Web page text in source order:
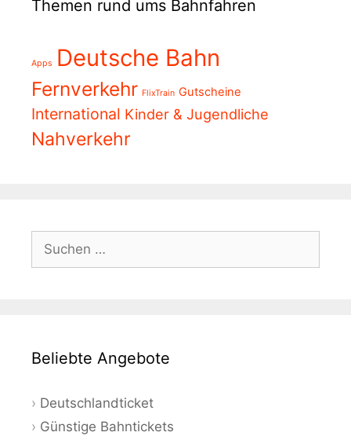
Themen rund ums Bahnfahren
Apps Deutsche Bahn
Fernverkehr FlixTrain Gutscheine
International Kinder & Jugendliche
Nahverkehr
Suchen
nach:
Beliebte Angebote
Deutschlandticket
Günstige Bahntickets